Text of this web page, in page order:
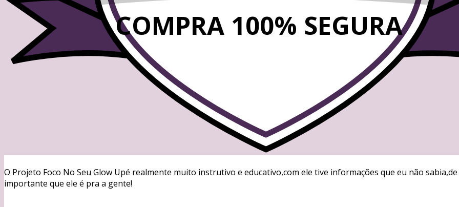
COMPRA 100% SEGURA
O Projeto Foco No Seu Glow Upé realmente muito instrutivo e educativo,com ele tive informações que eu não
importante que ele é pra a gente!